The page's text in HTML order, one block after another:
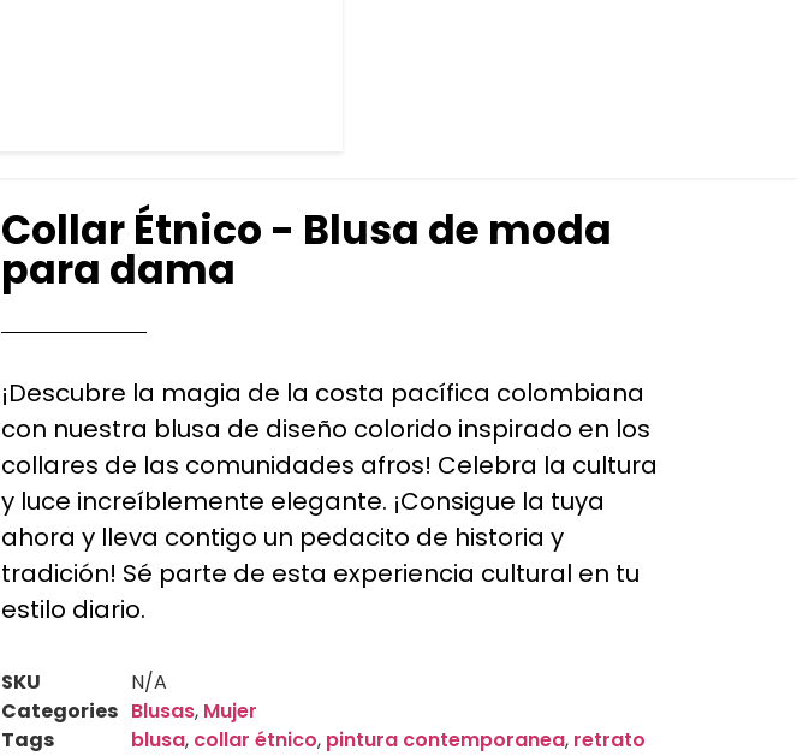
Collar Étnico - Blusa de moda
para dama
¡Descubre la magia de la costa pacífica colombiana
con nuestra blusa de diseño colorido inspirado en los
collares de las comunidades afros! Celebra la cultura
y luce increíblemente elegante. ¡Consigue la tuya
ahora y lleva contigo un pedacito de historia y
tradición! Sé parte de esta experiencia cultural en tu
estilo diario.
SKU
N/A
Categories Blusas, Mujer
Tags
blusa, collar étnico, pintura contemporanea, retrato